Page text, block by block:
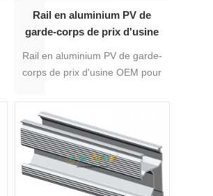
Rail en aluminium PV de
garde-corps de prix d'usine
Rail en aluminium PV de garde-
corps de prix d'usine OEM pour
le toit de panneaux solaires tout
en ayant différentes tailles de
profil en option, différentes
tailles de rail en aluminium
conviennent à différentes